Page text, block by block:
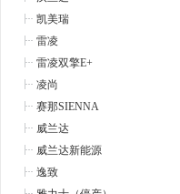
凯美瑞
雷凌
雷凌双擎E+
凌尚
赛那SIENNA
威兰达
威兰达新能源
逸致